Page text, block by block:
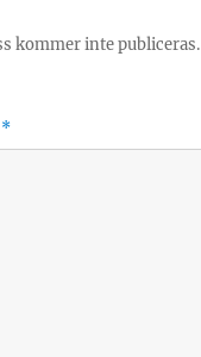
kommer inte publiceras.
*